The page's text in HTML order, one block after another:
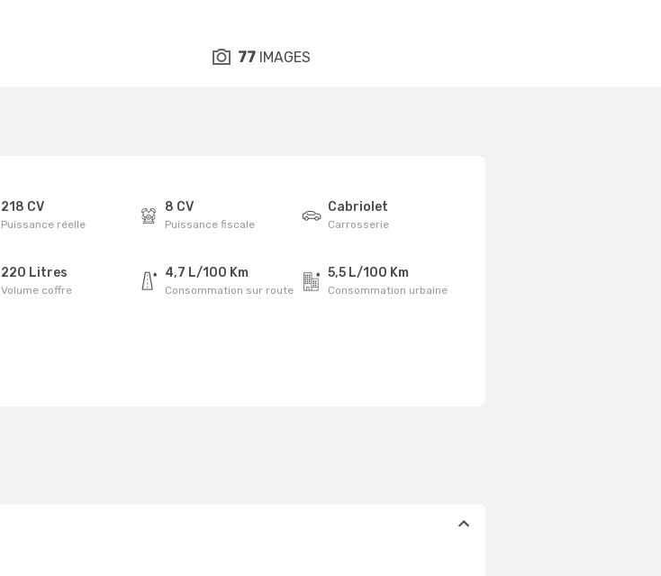
77 IMAGES
218 CV
Puissance réelle
8 CV
Puissance fiscale
Cabriolet
Carrosserie
220 Litres
Volume coffre
4,7 L/100 Km
Consommation sur route
5,5 L/100 Km
Consommation urbaine